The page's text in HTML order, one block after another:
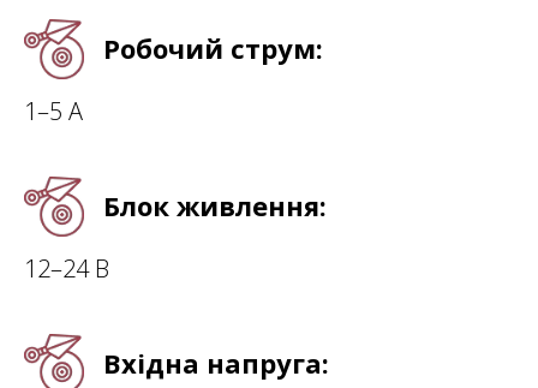
Робочий струм:
1–5 А
Блок живлення:
12–24 В
Вхідна напруга: